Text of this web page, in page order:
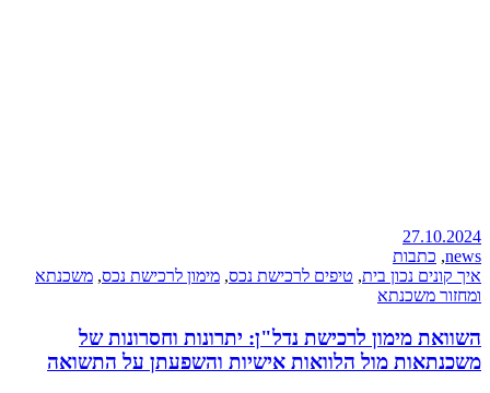
27.10.2024
news
, כתבות
איך קונים נכון בית, טיפים לרכישת נכס, מימון לרכישת נכס, משכנתא
ומחזור משכנתא
השוואת מימון לרכישת נדל"ן: יתרונות וחסרונות של
משכנתאות מול הלוואות אישיות והשפעתן על התשואה